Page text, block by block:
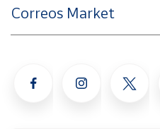
Correos Market